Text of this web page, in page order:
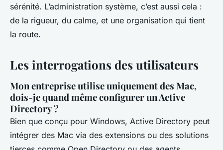
sérénité. L’administration système, c’est aussi cela :
de la rigueur, du calme, et une organisation qui tient
la route.
Les interrogations des utilisateurs
Mon entreprise utilise uniquement des Mac,
dois-je quand même configurer un Active
Directory ?
Bien que conçu pour Windows, Active Directory peut
intégrer des Mac via des extensions ou des solutions